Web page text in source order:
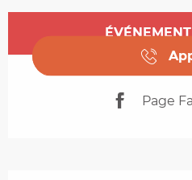
Ouverture et
Page